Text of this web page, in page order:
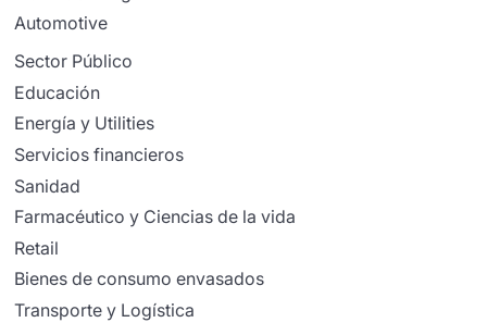
Automotive
Sector Público
Educación
Energía y Utilities
Servicios financieros
Sanidad
Farmacéutico y Ciencias de la vida
Retail
Bienes de consumo envasados
Transporte y Logística